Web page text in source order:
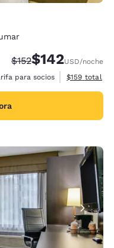
Precio tachado:
$152Precio con
$142USD/noche
para socios
Ver detalles
$159 total